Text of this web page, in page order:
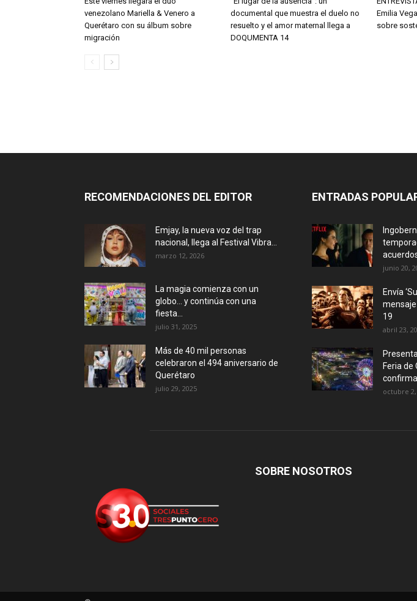
venezolano Mariella & Venero a
Querétaro con su álbum sobre
migración
documental que muestra el duelo no
resuelto y el amor maternal llega a
DOQUMENTA 14
Emilia
sobre
RECOMENDACIONES DEL EDITOR
Emjay, la nueva voz del trap
nacional, llega al Festival Vibra...
marzo 12, 2026
La magia comienza con un
globo… y continúa con una
fiesta...
julio 31, 2025
Más de 40 mil personas
celebraron el 494 aniversario de
Querétaro
julio 29, 2025
ENTRADAS
junio 20,
Envía
19
abril 23,
Feria de
octubre 2,
SOBRE NOSOTROS